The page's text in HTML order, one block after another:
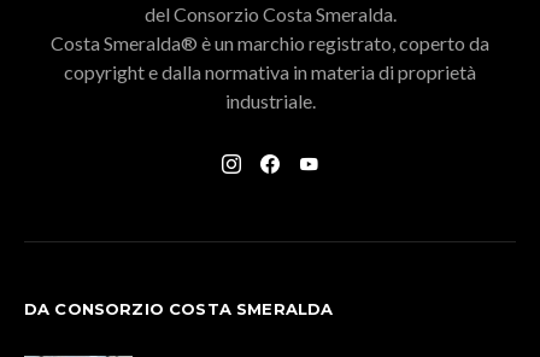
del Consorzio Costa Smeralda.
Costa Smeralda® è un marchio registrato, coperto da
copyright e dalla normativa in materia di proprietà
industriale.
DA CONSORZIO COSTA SMERALDA